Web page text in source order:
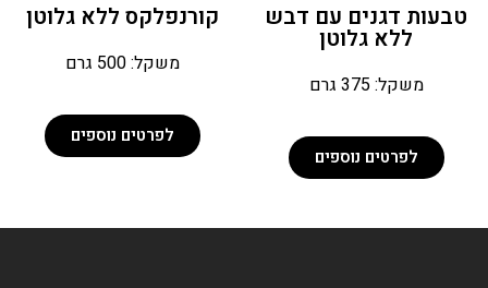
טבעות דגנים עם דבש
ללא גלוטן
משקל: 375 גרם
לפרטים נוספים
קורנפלקס ללא גלוטן
משקל: 500 גרם
לפרטים נוספים